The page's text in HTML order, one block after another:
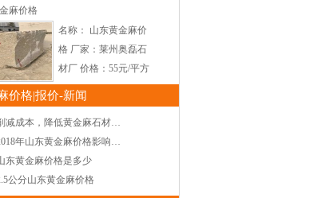
浅黄，中黄，深黄，大
花，中花，小花 加工
方式：荔枝面，火烧
用范围：
麻价格
名称： 山东黄金麻价
格 厂家：莱州奥磊石
材厂 价格：55元/平方
产地：山东莱州 加工
方式： 适用范围：适
用于石材幕墙，外墙干
挂，道路厂区，小区园
林广场地面铺设等。
莱州
价格|报价-新闻
削减成本，降低黄金麻石材价格
2018年山东黄金麻价格影响因素
东黄金麻价格是多少
公分山东黄金麻价格